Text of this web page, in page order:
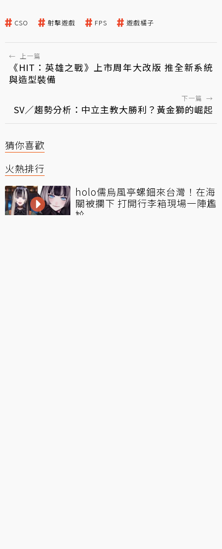
CSO 射擊遊戲 FPS 遊戲橘子
← 上一篇
《HIT：英雄之戰》上市周年大改版 推全新系統
與造型裝備
下一篇 →
SV／趨勢分析：中立主教大勝利？黃金獅的崛起
猜你喜歡
火熱排行
holo儒烏風亭螺鈿來台灣！在海
關被攔下 打開行李箱現場一陣尷
尬